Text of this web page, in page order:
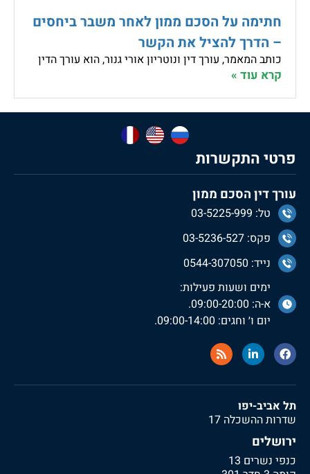
חתימה על הסכם ממון לאחר משבר ביחסים
– הדרך להציל את הקשר
כותב המאמר, עורך דין ונוטריון אורי גנור, הוא עורך הדין
קרא עוד »
פרטי התקשרות
עורך דין הסכם ממון
טל: 03-5225-999
פקס: 03-5236-527
נייד: 0544-307050
ימים ושעות פעילות:
א-ה: 09:00-20:00.
יום ו׳ וחגים: 09:00-14:00.
תל אביב-יפו
שדרות ההשכלה 17
ירושלים
כנפי נשרים 13